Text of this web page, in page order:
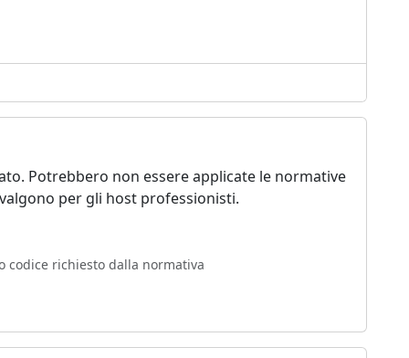
Potrebbero non essere applicate le normative
per gli host professionisti.
codice richiesto dalla normativa